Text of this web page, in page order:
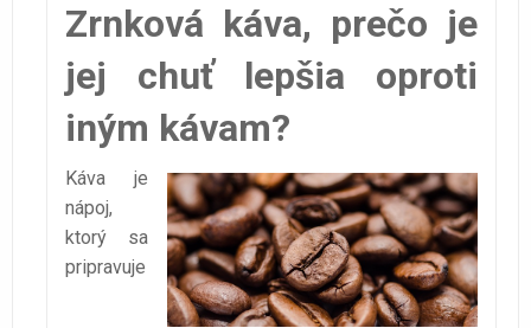
Zrnková káva, prečo je
jej chuť lepšia oproti
iným kávam?
Káva je
nápoj,
ktorý sa
pripravuje